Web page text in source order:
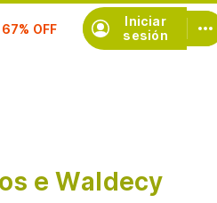
Iniciar
sesión
e Waldecy